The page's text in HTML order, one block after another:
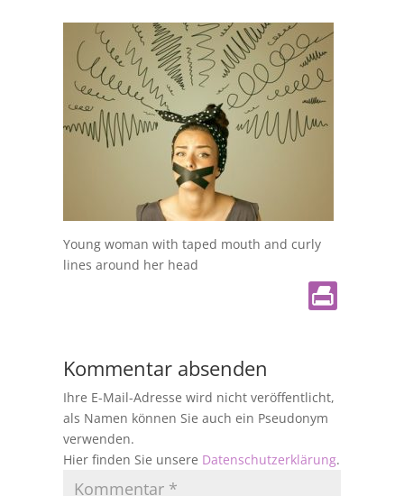
Young woman with taped mouth and curly
lines around her head
Kommentar absenden
Ihre E-Mail-Adresse wird nicht veröffentlicht,
als Namen können Sie auch ein Pseudonym
verwenden.
Hier finden Sie unsere Datenschutzerklärung.